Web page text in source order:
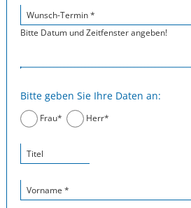
Wunsch-Termin *
Bitte Datum und Zeitfenster angeben!
Bitte geben Sie Ihre Daten an:
Frau* Herr*
Titel
Vorname *